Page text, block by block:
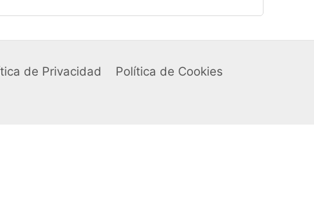
de Privacidad Política de Cookies